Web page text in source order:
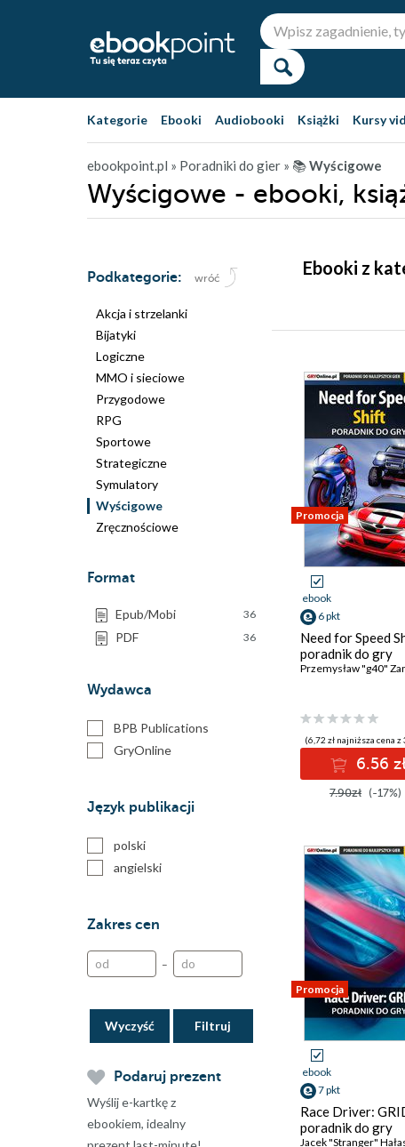
Kategorie Ebooki Audiobooki Książki Kursy
ebookpoint.pl » Poradniki do gier » 📚Wyścigowe
Wyścigowe - ebooki,
Podkategorie: wróć
Akcja i strzelanki
Bijatyki
Logiczne
MMO i sieciowe
Przygodowe
RPG
Sportowe
Strategiczne
Symulatory
Wyścigowe
Zręcznościowe
Format
Epub/Mobi 36
PDF 36
Wydawca
BPB Publications
GryOnline
Język publikacji
polski
angielski
Zakres cen
–
Wyczyść
Podaruj prezent
Wyślij e-kartkę z
ebookiem, idealny
Ebooki z
Promocja
ebook
6 pkt
Need for Speed
poradnik do gry
Przemysław "g40"
(6,72 zł najniższa cena z
6.56
7.90zł (-17%)
Promocja
ebook
7 pkt
Race Driver:
poradnik do gry
Jacek "Stranger"